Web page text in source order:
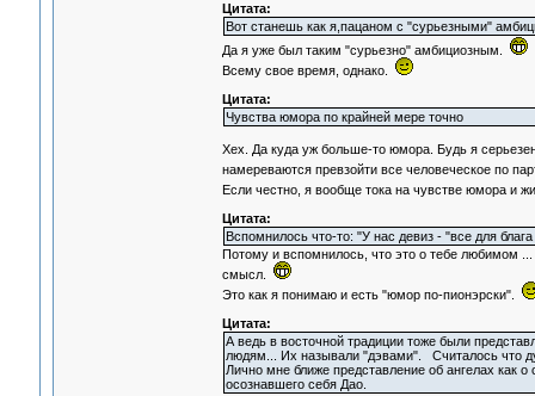
Цитата:
Вот станешь как я,пацаном с "сурьезными"
Да я уже был таким "сурьезно" амбициозным.
Всему свое время, однако.
Цитата:
Чувства юмора по крайней мере точно
Хех. Да куда уж больше-то юмора. Будь я
намереваются превзойти все человеческое по
Если честно, я вообще тока на чувстве юмора и
Цитата:
Вспомнилось что-то: "У нас девиз - "все для
Потому и вспомнилось, что это о тебе любимом ...
смысл.
Это как я понимаю и есть "юмор по-пионэрски".
Цитата:
А ведь в восточной традиции тоже были
людям... Их называли "дэвами". Считалось что
Лично мне ближе представление об ангелах как
осознавшего себя Дао.